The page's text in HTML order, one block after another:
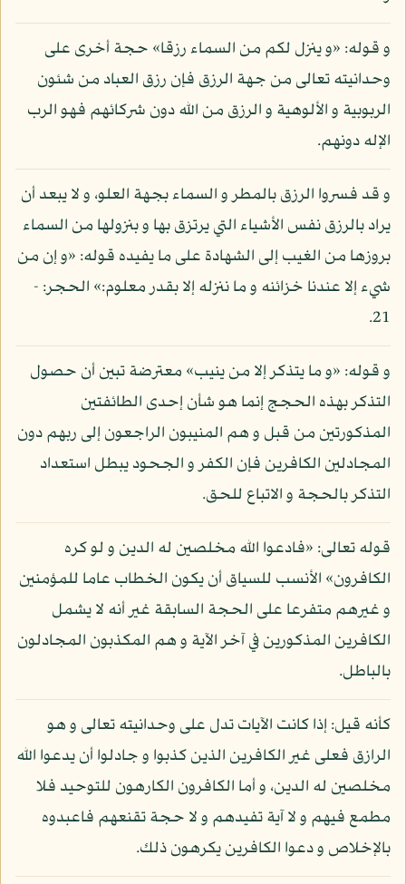
و قوله: «و ينزل لكم من السماء رزقا» حجة أخرى على
وحدانيته تعالى من جهة الرزق فإن رزق العباد من شئون
الربوبية و الألوهية و الرزق من الله دون شركائهم فهو الرب
الإله دونهم.
و قد فسروا الرزق بالمطر و السماء بجهة العلو، و لا يبعد أن
يراد بالرزق نفس الأشياء التي يرتزق بها و بنزولها من السماء
بروزها من الغيب إلى الشهادة على ما يفيده قوله: «و إن من
شيء إلا عندنا خزائنه و ما ننزله إلا بقدر معلوم:» الحجر: -
21.
و قوله: «و ما يتذكر إلا من ينيب» معترضة تبين أن حصول
التذكر بهذه الحجج إنما هو شأن إحدى الطائفتين
المذكورتين من قبل و هم المنيبون الراجعون إلى ربهم دون
المجادلين الكافرين فإن الكفر و الجحود يبطل استعداد
التذكر بالحجة و الاتباع للحق.
قوله تعالى: «فادعوا الله مخلصين له الدين و لو كره
الكافرون» الأنسب للسياق أن يكون الخطاب عاما للمؤمنين
و غيرهم متفرعا على الحجة السابقة غير أنه لا يشمل
الكافرين المذكورين في آخر الآية و هم المكذبون المجادلون
بالباطل.
كأنه قيل: إذا كانت الآيات تدل على وحدانيته تعالى و هو
الرازق فعلى غير الكافرين الذين كذبوا و جادلوا أن يدعوا الله
مخلصين له الدين، و أما الكافرون الكارهون للتوحيد فلا
مطمع فيهم و لا آية تفيدهم و لا حجة تقنعهم فاعبدوه
بالإخلاص و دعوا الكافرين يكرهون ذلك.